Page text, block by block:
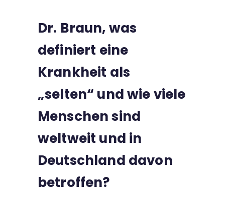
Dr. Braun, was
definiert eine
Krankheit als
„selten“ und wie viele
Menschen sind
weltweit und in
Deutschland davon
betroffen?